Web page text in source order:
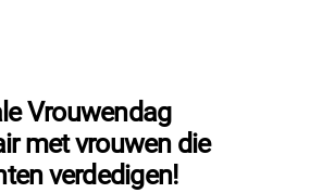
Vrouwendag
met vrouwen die
verdedigen!